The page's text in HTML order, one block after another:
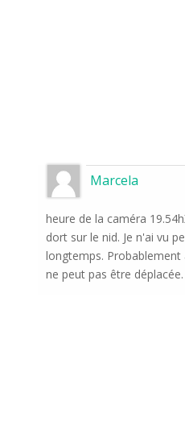
Marcela
heure de la caméra
dort sur le nid. Je n'ai vu
longtemps. Probablement
ne peut pas être déplacée.